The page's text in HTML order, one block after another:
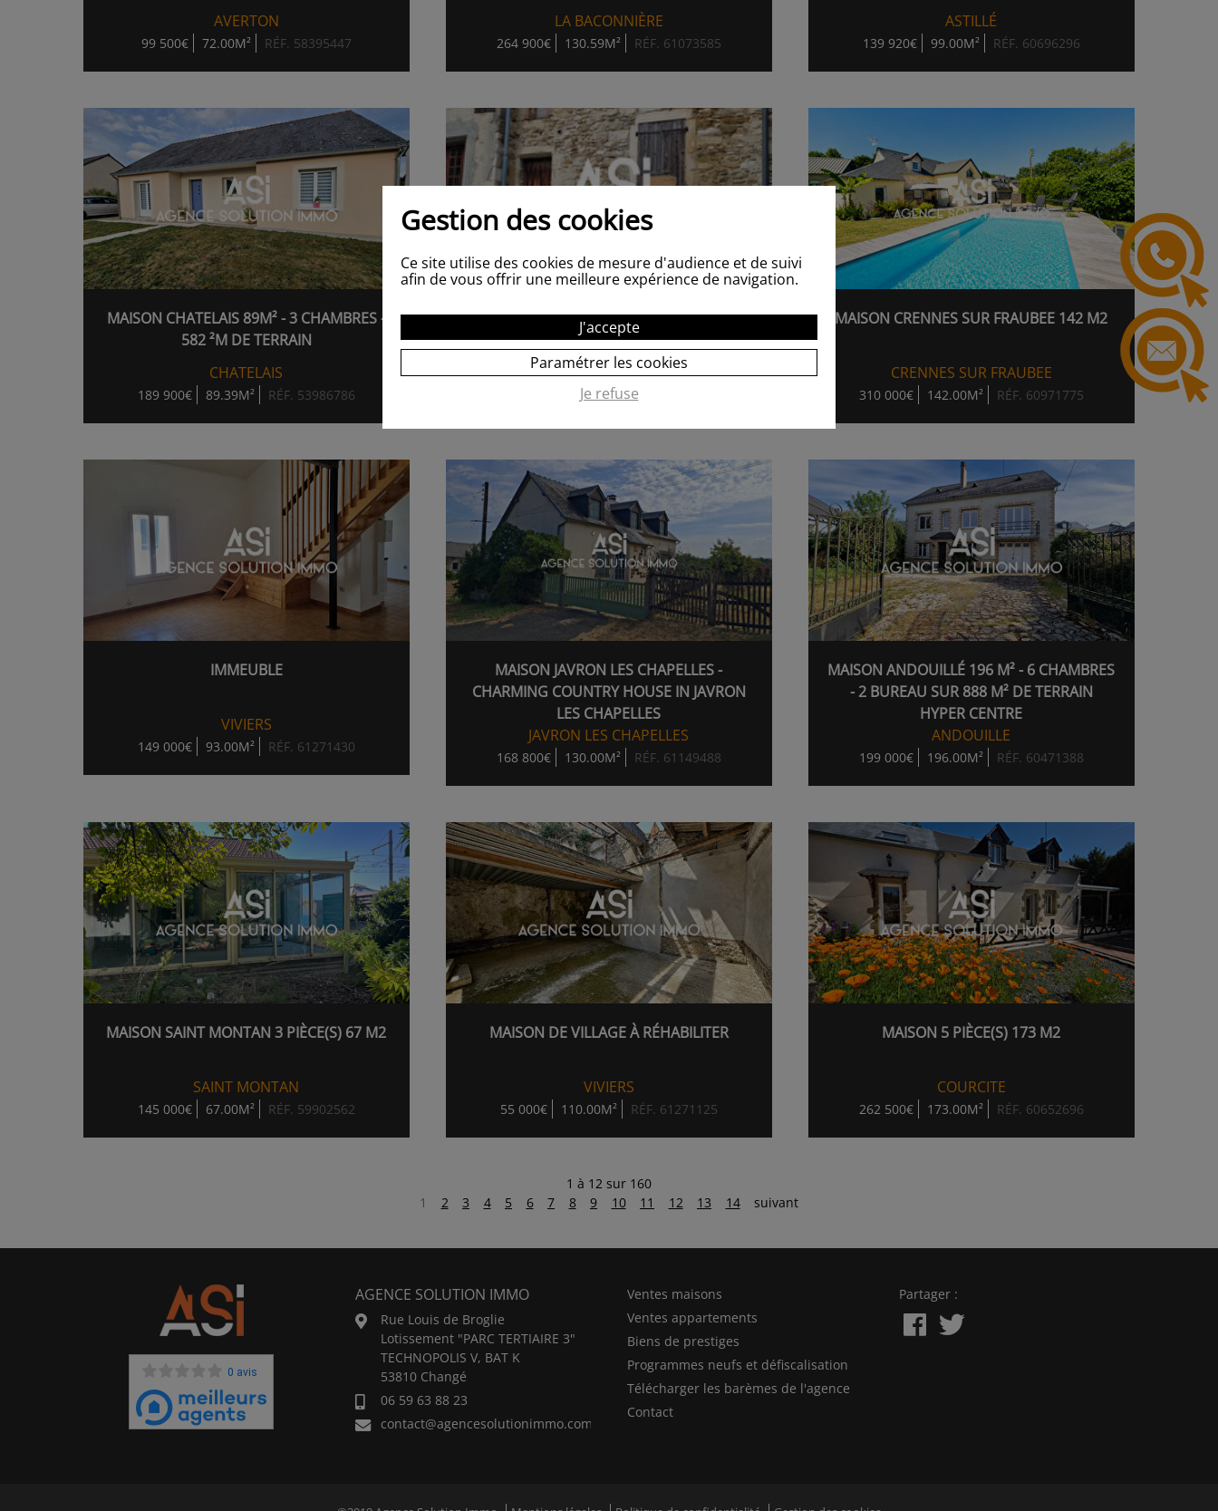
AVERTON
99 500€ 72.00M² RÉF. 58395447
LA BACONNIÈRE
264 900€ 130.59M² RÉF. 61073585
ASTILLÉ
139 920€ 99.00M² RÉF. 60696296
MAISON CHATELAIS 89M² - 3 CHAMBRES -
582 ²M DE TERRAIN
CHATELAIS
189 900€ 89.39M² RÉF. 53986786
MAISON DE VILLAGE À RÉNOVER
ESPELUCHE
100.00M² RÉF. 61316116
MAISON CRENNES SUR FRAUBEE 142 M2
CRENNES SUR FRAUBEE
310 000€ 142.00M² RÉF. 60971775
IMMEUBLE
VIVIERS
149 000€ 93.00M² RÉF. 61271430
MAISON JAVRON LES CHAPELLES -
CHARMING COUNTRY HOUSE IN JAVRON
LES CHAPELLES
JAVRON LES CHAPELLES
168 800€ 130.00M² RÉF. 61149488
MAISON ANDOUILLÉ 196 M² - 6 CHAMBRES
- 2 BUREAU SUR 888 M² DE TERRAIN
HYPER CENTRE
ANDOUILLE
199 000€ 196.00M² RÉF. 60471388
MAISON SAINT MONTAN 3 PIÈCE(S) 67 M2
SAINT MONTAN
145 000€ 67.00M² RÉF. 59902562
MAISON DE VILLAGE À RÉHABILITER
VIVIERS
55 000€ 110.00M² RÉF. 61271125
MAISON 5 PIÈCE(S) 173 M2
COURCITE
262 500€ 173.00M² RÉF. 60652696
1 à 12 sur 160
1
2 3 4 5 6 7 8 9 10 11 12 13 14 suivant
0 avis
AGENCE SOLUTION IMMO
Rue Louis de Broglie
Lotissement "PARC TERTIAIRE 3"
TECHNOPOLIS V, BAT K
53810 Changé
06 59 63 88 23
contact@agencesolutionimmo.com
Ventes maisons
Ventes appartements
Biens de prestiges
Programmes neufs et défiscalisation
Télécharger les barèmes de l'agence
Contact
Partager :
Gestion des cookies
Ce site utilise des cookies de mesure d'audience et de suivi
afin de vous offrir une meilleure expérience de navigation.
J'accepte
Paramétrer les cookies
Je refuse